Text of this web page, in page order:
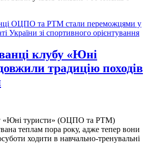
ОЦПО та РТМ стали переможцями у
України зі спортивного орієнтування
клубу «Юні
традицію походів
«Юні туристи» (ОЦПО та РТМ)
теплам пора року, адже тепер вони
ходити в навчально-тренувальні